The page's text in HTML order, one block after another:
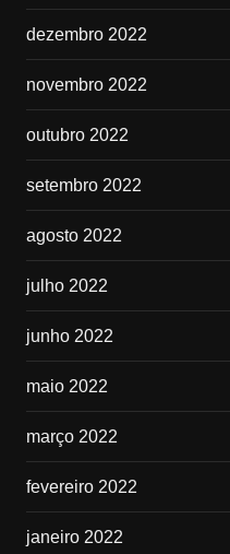
dezembro 2022
novembro 2022
outubro 2022
setembro 2022
agosto 2022
julho 2022
junho 2022
maio 2022
março 2022
fevereiro 2022
janeiro 2022